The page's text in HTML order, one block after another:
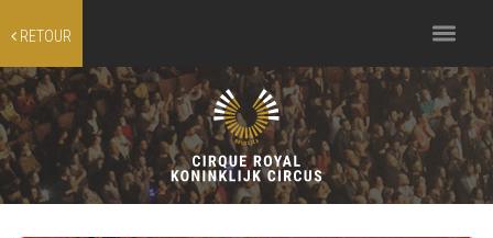
RETOUR
Toggle
navigation